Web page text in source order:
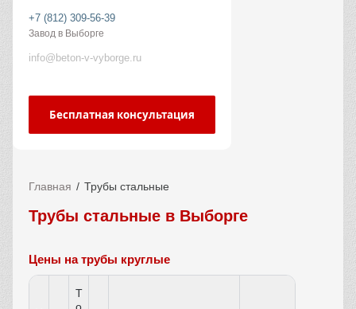
+7 (812) 309-56-39
Завод в Выборге
info@beton-v-vyborge.ru
Бесплатная консультация
Главная Трубы стальные
Трубы стальные в Выборге
Цены на трубы круглые
Т